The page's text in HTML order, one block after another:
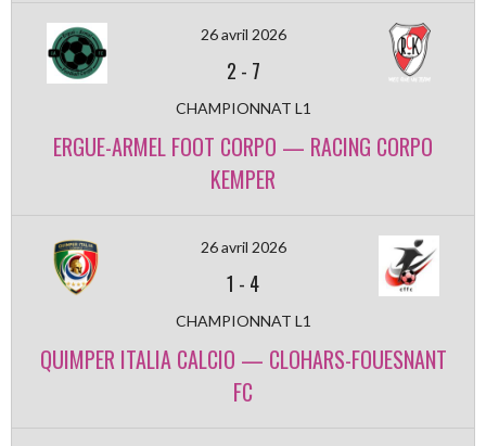
26 avril 2026
2 - 7
CHAMPIONNAT L1
ERGUE-ARMEL FOOT CORPO — RACING CORPO
KEMPER
26 avril 2026
1 - 4
CHAMPIONNAT L1
QUIMPER ITALIA CALCIO — CLOHARS-FOUESNANT
FC